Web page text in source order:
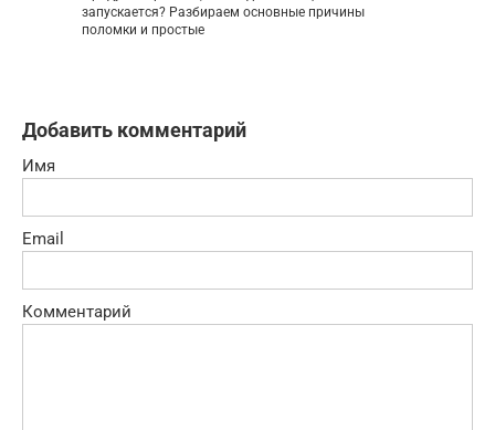
запускается? Разбираем основные причины
поломки и простые
Добавить комментарий
Имя
Email
Комментарий